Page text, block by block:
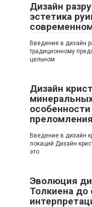
Дизайн
эстетика
Введение в дизайн
традиционному
цельном
Дизайн
Введение в дизайн
локаций Дизайн
это
Эволюция
Толкиена